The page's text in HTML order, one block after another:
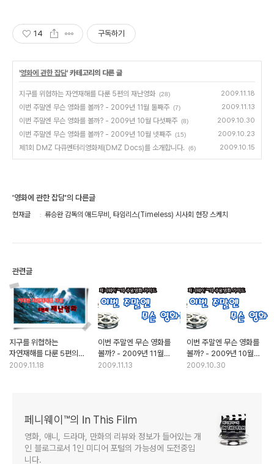
14 구독하기
'영화에 관한 잡담' 카테고리의 다른 글
지구를 위협하는 자연재해를 다룬 5편의 재난영화 (28) 2009.11.18
이번 주말엔 무슨 영화를 볼까? - 2009년 11월 둘째주 (7) 2009.11.13
이번 주말엔 무슨 영화를 볼까? - 2009년 10월 다섯째주 (8) 2009.10.30
이번 주말엔 무슨 영화를 볼까? - 2009년 10월 넷째주 (15) 2009.10.23
제1회 DMZ 다큐멘터리영화제(DMZ Docs)를 소개합니다. (6) 2009.10.15
'영화에 관한 잡담'의 다른글
현재글 류승완 감독의 애드무비, 타임리스(Timeless) 시사회 현장 스케치
관련글
지구를 위협하는
자연재해를 다룬 5편의
재난영화
2009.11.18
이번 주말엔 무슨 영화를
볼까? - 2009년 11월
둘째주
2009.11.13
이번 주말엔 무슨 영화를
볼까? - 2009년 10월
다섯째주
2009.10.30
페니웨이™의 In This Film
영화, 애니, 드라마, 만화의 리뷰와 정보가 들어있는 개
인 블로그로서 1인 미디어 포털의 가능성에 도전중입
니다.